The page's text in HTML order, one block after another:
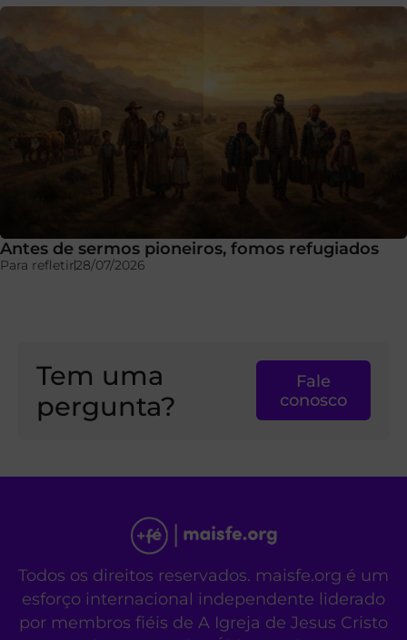
Antes de sermos pioneiros, fomos refugiados
Para refletir28/07/2026
Tem uma
pergunta?
Fale
conosco
Todos os direitos reservados. maisfe.org é um
esforço internacional independente liderado
por membros fiéis de A Igreja de Jesus Cristo